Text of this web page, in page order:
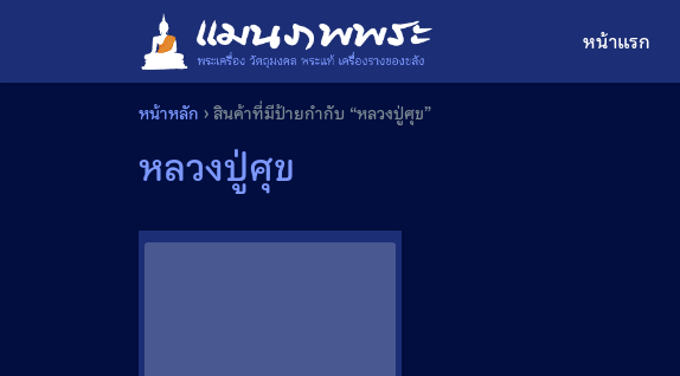
หน้าแรก
หน้าหลัก ›สินค้าที่มีป้ายกำกับ “หลวงปู่ศุข”
หลวงปู่ศุข